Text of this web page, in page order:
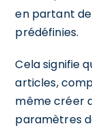
en partant
prédéfinies.
Cela signifie
articles,
même créer
paramètres